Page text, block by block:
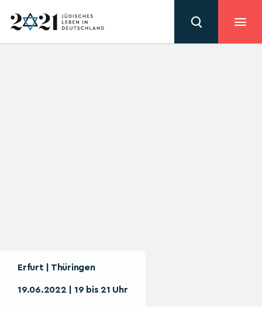
Erfurt | Thüringen
19.06.2022 | 19 bis 21 Uhr